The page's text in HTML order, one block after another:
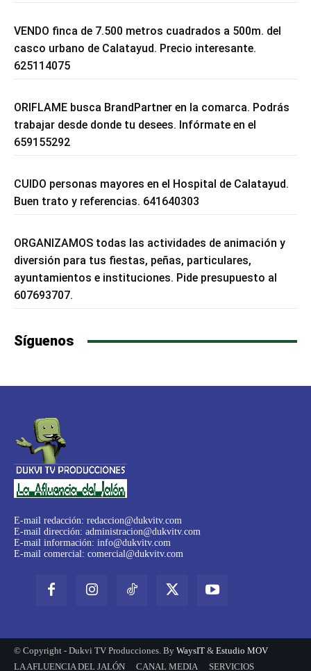
VENDO finca de 7.500 metros cuadrados a 500m. del
casco urbano de Calatayud. Precio interesante.
625114075
ORIFLAME busca BrandPartner en la comarca. Podrás
trabajar desde donde tu desees. Infórmate en el
659155292
CUIDO personas mayores en el Hospital de Calatayud.
Buen trato y referencias. 641640303
ORGANIZAMOS todas las actividades de animación y
diversión para tus fiestas, peñas, particulares,
ayuntamientos e instituciones. Pide presupuesto al
607693707.
Síguenos
E-mail redacción: redaccion@dukvitv.com
E-mail dirección: administracion@dukvitv.com
E-mail información: info@dukvitv.com
E-mail comercial: comercial@dukvitv.com
© Copyright - Dukvi TV Producciones. By WaysIT & Estudio MOV
LA AFLUENCIA DEL JALÓN
CANAL MEDIA SERVICIOS